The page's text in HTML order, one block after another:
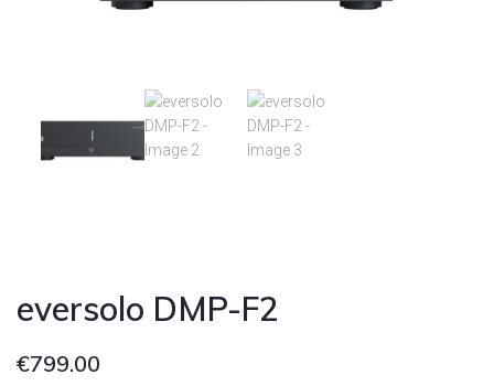
eversolo DMP-F2
€799.00